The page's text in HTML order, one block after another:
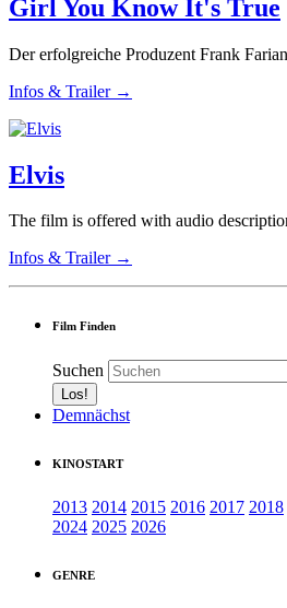
Girl You Know It's True
Der erfolgreiche Produzent Frank
Infos & Trailer →
Elvis
The film is offered with audio
Infos & Trailer →
Film Finden
Suchen
Demnächst
KINOSTART
2013 2014 2015 2016 2017 2018
2024 2025 2026
GENRE